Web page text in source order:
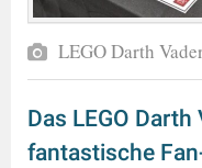
LEGO Darth
Das LEGO
fantastische